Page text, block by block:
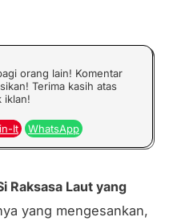
orang lain! Komentar
Terima kasih atas
iklan!
It WhatsApp
Raksasa Laut yang
yang mengesankan,